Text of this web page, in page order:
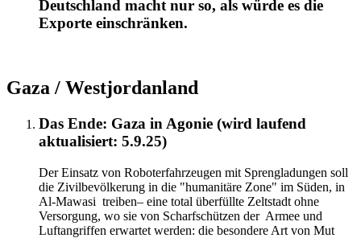
Deutschland macht nur so, als würde es die
Exporte einschränken.
Gaza / Westjordanland
Das Ende: Gaza in Agonie (wird laufend
aktualisiert: 5.9.25)
Der Einsatz von Roboterfahrzeugen mit Sprengladungen soll
die Zivilbevölkerung in die "humanitäre Zone" im Süden, in
Al-Mawasi treiben– eine total überfüllte Zeltstadt ohne
Versorgung, wo sie von Scharfschützen der Armee und
Luftangriffen erwartet werden: die besondere Art von Mut